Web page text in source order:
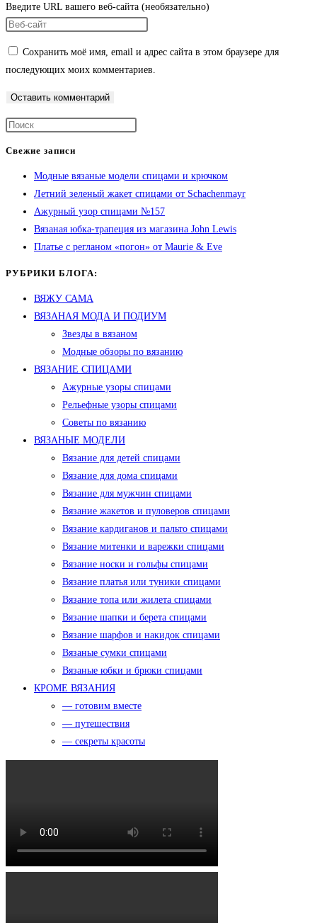
Введите URL вашего веб-сайта (необязательно)
Сохранить моё имя, email и адрес сайта в этом браузере для
последующих моих комментариев.
Свежие записи
Модные вязаные модели спицами и крючком
Летний зеленый жакет спицами от Schachenmayr
Ажурный узор спицами №157
Вязаная юбка-трапеция из магазина John Lewis
Платье с регланом «погон» от Maurie & Eve
РУБРИКИ БЛОГА:
ВЯЖУ САМА
ВЯЗАНАЯ МОДА И ПОДИУМ
Звезды в вязаном
Модные обзоры по вязанию
ВЯЗАНИЕ СПИЦАМИ
Ажурные узоры спицами
Рельефные узоры спицами
Советы по вязанию
ВЯЗАНЫЕ МОДЕЛИ
Вязание для детей спицами
Вязание для дома спицами
Вязание для мужчин спицами
Вязание жакетов и пуловеров спицами
Вязание кардиганов и пальто спицами
Вязание митенки и варежки спицами
Вязание носки и гольфы спицами
Вязание платья или туники спицами
Вязание топа или жилета спицами
Вязание шапки и берета спицами
Вязание шарфов и накидок спицами
Вязаные сумки спицами
Вязаные юбки и брюки спицами
КРОМЕ ВЯЗАНИЯ
— готовим вместе
— путешествия
— секреты красоты